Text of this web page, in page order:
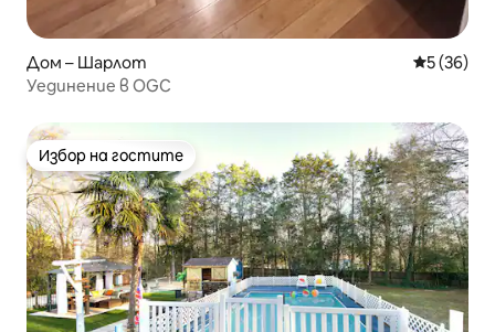
Дом – Шарлот Средна
5 (36)
Уединение в OGC
Избор на гостите
Избор на гостите